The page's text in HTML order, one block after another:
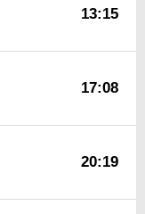
13:15
17:08
20:19